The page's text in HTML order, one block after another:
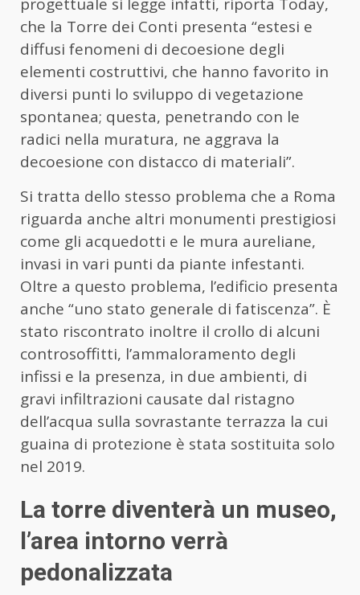
che la Torre dei Conti presenta “estesi e
diffusi fenomeni di decoesione degli
elementi costruttivi, che hanno favorito in
diversi punti lo sviluppo di vegetazione
spontanea; questa, penetrando con le
radici nella muratura, ne aggrava la
decoesione con distacco di materiali”.
Si tratta dello stesso problema che a Roma
riguarda anche altri monumenti prestigiosi
come gli acquedotti e le mura aureliane,
invasi in vari punti da piante infestanti.
Oltre a questo problema, l’edificio presenta
anche “uno stato generale di fatiscenza”. È
stato riscontrato inoltre il crollo di alcuni
controsoffitti, l’ammaloramento degli
infissi e la presenza, in due ambienti, di
gravi infiltrazioni causate dal ristagno
dell’acqua sulla sovrastante terrazza la cui
guaina di protezione è stata sostituita solo
nel 2019.
La torre diventerà un museo,
l’area intorno verrà
pedonalizzata